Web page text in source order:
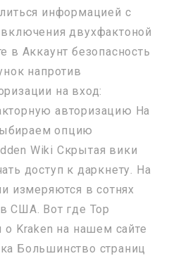
информацией с
двухфактоной
в Аккаунт безопасность
напротив
на вход:
авторизацию На
опцию
Wiki Скрытая вики
доступ к даркнету. На
измеряются в сотнях
США. Вот где Тор
о Kraken на нашем сайте
Большинство страниц